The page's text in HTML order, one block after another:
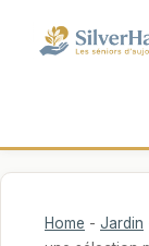
Home - Jardin